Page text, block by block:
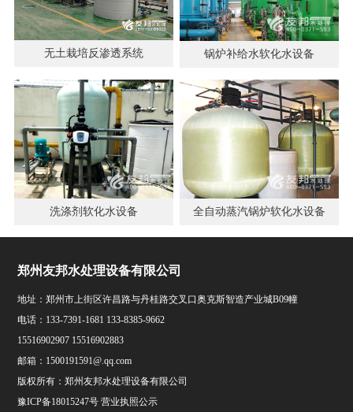
无土栽培反渗透系统 锅炉补给水软化水设备
洗涤剂软化水设备 全自动蒸汽锅炉软化水设备
郑州友邦水处理设备有限公司
地址：郑州市上街区许昌路与丹桂路交叉口奥克斯智造产业城B09幢
电话：133-7391-1681 133-8385-9662
15516902907 15516902883
邮箱：1500191591@.qq.com
版权所有：郑州友邦水处理设备有限公司
豫ICP备18015247号 营业执照公示